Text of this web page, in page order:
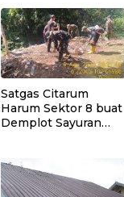
Satgas Citarum
Harum Sektor 8 buat
Demplot Sayuran
Perkuat Edukasi
Lingkungan dan